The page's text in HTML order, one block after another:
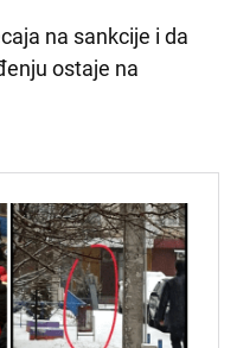
na sankcije i da
ostaje na